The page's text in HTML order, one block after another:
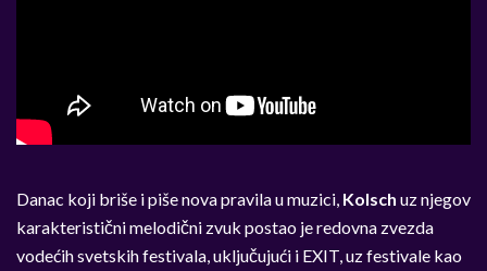
Danac koji briše i piše nova pravila u muzici, Kolsch uz njegov
karakteristični melodični zvuk postao je redovna zvezda
vodećih svetskih festivala, uključujući i EXIT, uz festivale kao